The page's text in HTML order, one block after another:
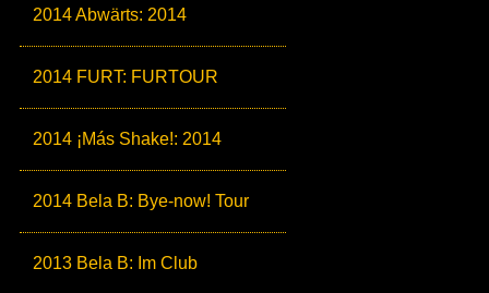
2014 Abwärts: 2014
2014 FURT: FURTOUR
2014 ¡Más Shake!: 2014
2014 Bela B: Bye-now! Tour
2013 Bela B: Im Club